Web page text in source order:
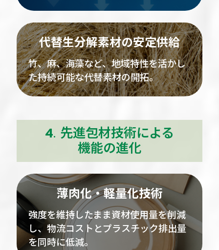
代替生分解素材の安定供給
竹、麻、海藻など、地域特性を活かし
た持続可能な代替素材の開拓。
4. 先進包材技術による
機能の進化
薄肉化・軽量化技術
強度を維持したまま資材使用量を削減
し、物流コストとプラスチック排出量
を同時に低減。